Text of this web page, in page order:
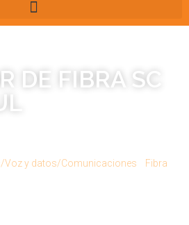
DE FIBRA SC
Voz y datos/Comunicaciones
Fibra